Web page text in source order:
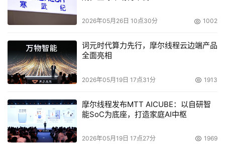
2026年05月26日 10点30分 1002
词元时代算力先行，摩尔线程云边端产品
全面亮相
2026年05月19日 17点31分 1913
摩尔线程发布MTT AICUBE：以自研智
能SoC为底座，打造家庭AI中枢
2026年05月19日 17点27分 1969